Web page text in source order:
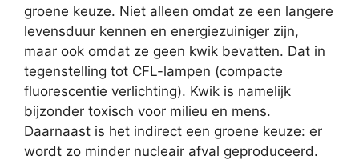
groene keuze. Niet alleen omdat ze een langere
levensduur kennen en energiezuiniger zijn,
maar ook omdat ze geen kwik bevatten. Dat in
tegenstelling tot CFL-lampen (compacte
fluorescentie verlichting). Kwik is namelijk
bijzonder toxisch voor milieu en mens.
Daarnaast is het indirect een groene keuze: er
wordt zo minder nucleair afval geproduceerd.